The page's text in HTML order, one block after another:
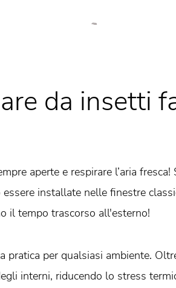
da insetti
aperte e respirare l’aria
installate nelle finestre
il tempo trascorso all'esterno!
pratica per qualsiasi ambiente.
interni, riducendo lo stress